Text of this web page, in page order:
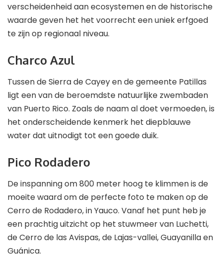
verscheidenheid aan ecosystemen en de historische
waarde geven het het voorrecht een uniek erfgoed
te zijn op regionaal niveau.
Charco Azul
Tussen de Sierra de Cayey en de gemeente Patillas
ligt een van de beroemdste natuurlijke zwembaden
van Puerto Rico. Zoals de naam al doet vermoeden, is
het onderscheidende kenmerk het diepblauwe
water dat uitnodigt tot een goede duik.
Pico Rodadero
De inspanning om 800 meter hoog te klimmen is de
moeite waard om de perfecte foto te maken op de
Cerro de Rodadero, in Yauco. Vanaf het punt heb je
een prachtig uitzicht op het stuwmeer van Luchetti,
de Cerro de las Avispas, de Lajas-vallei, Guayanilla en
Guánica.